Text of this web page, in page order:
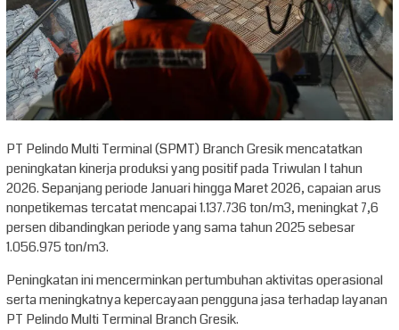
PT Pelindo Multi Terminal (SPMT) Branch Gresik mencatatkan
peningkatan kinerja produksi yang positif pada Triwulan I tahun
2026. Sepanjang periode Januari hingga Maret 2026, capaian arus
nonpetikemas tercatat mencapai 1.137.736 ton/m3, meningkat 7,6
persen dibandingkan periode yang sama tahun 2025 sebesar
1.056.975 ton/m3.
Peningkatan ini mencerminkan pertumbuhan aktivitas operasional
serta meningkatnya kepercayaan pengguna jasa terhadap layanan
PT Pelindo Multi Terminal Branch Gresik.